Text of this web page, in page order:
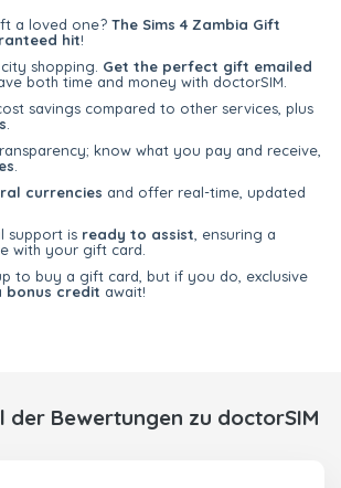
a loved one? The Sims 4 Zambia Gift
hit!
shopping. Get the perfect gift emailed
both time and money with doctorSIM.
savings compared to other services, plus
know what you pay and receive,
currencies and offer real-time, updated
support is ready to assist , ensuring a
with your gift card.
to buy a gift card, but if you do, exclusive
bonus credit await!
der Bewertungen zu doctorSIM